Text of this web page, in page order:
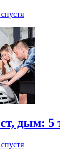
дым: 5